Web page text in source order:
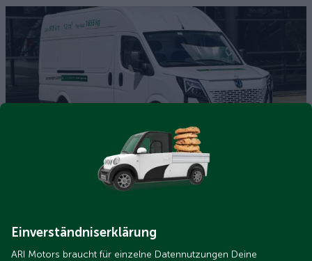
ARI 1710 Kastenwagen (10).jpg
Warum sind die Leasingpreise bei ARI Motors höher? Wir
Einverständniserklärung
ARI Motors braucht für einzelne Datennutzungen Deine